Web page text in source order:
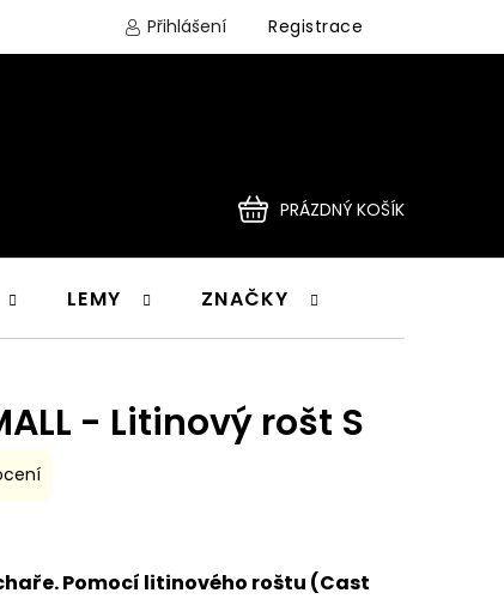
Přihlášení Registrace
KOŠÍK
PRÁZDNÝ KOŠÍK
LEMY ZNAČKY
- Litinový rošt S
Pomocí litinového roštu (Cast